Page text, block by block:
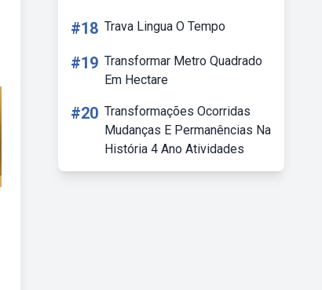
#18 Trava Lingua O Tempo
#19 Transformar Metro Quadrado
Em Hectare
#20 Transformações Ocorridas
Mudanças E Permanências Na
História 4 Ano Atividades